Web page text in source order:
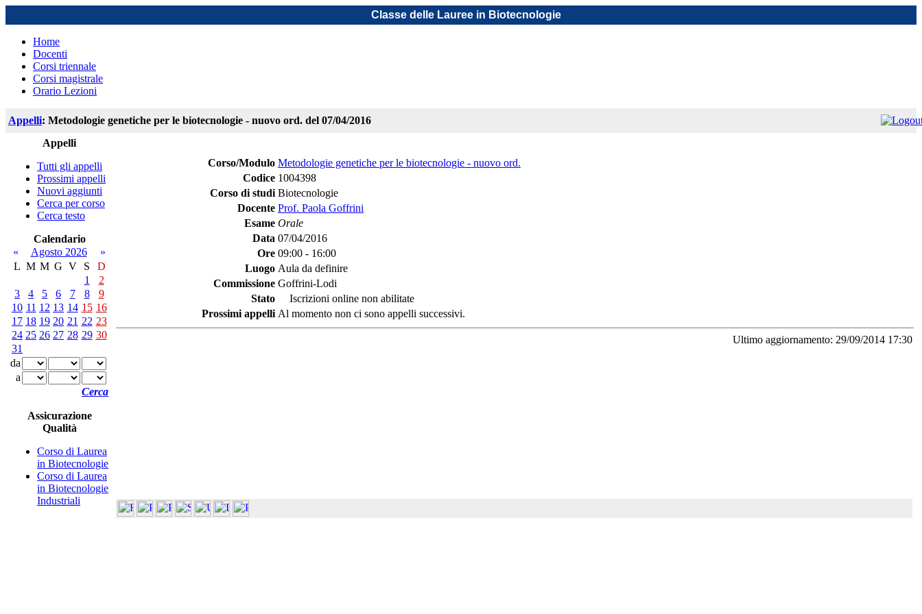
Classe delle Lauree in Biotecnologie
Home
Docenti
Corsi triennale
Corsi magistrale
Orario Lezioni
Appelli: Metodologie genetiche per le biotecnologie - nuovo ord. del 07/04/2016
Appelli
Tutti gli appelli
Prossimi appelli
Nuovi aggiunti
Cerca per corso
Cerca testo
Calendario
«
Agosto 2026
»
L M M G V S
D
1
2
3
4 5 6 7 8
9
10 11 12 13 14 15 16
17 18 19 20 21 22 23
24 25 26 27 28 29 30
31
da
a
Cerca
Assicurazione
Qualità
Corso di Laurea
in Biotecnologie
Corso di Laurea
in Biotecnologie
Industriali
Corso/Modulo Metodologie genetiche per le biotecnologie - nuovo ord.
Codice 1004398
Corso di studi Biotecnologie
Docente Prof. Paola Goffrini
Esame Orale
Data 07/04/2016
Ore 09:00 - 16:00
Luogo Aula da definire
Commissione Goffrini-Lodi
Stato
Iscrizioni online non abilitate
Prossimi appelli Al momento non ci sono appelli successivi.
Ultimo aggiornamento: 29/09/2014 17:30